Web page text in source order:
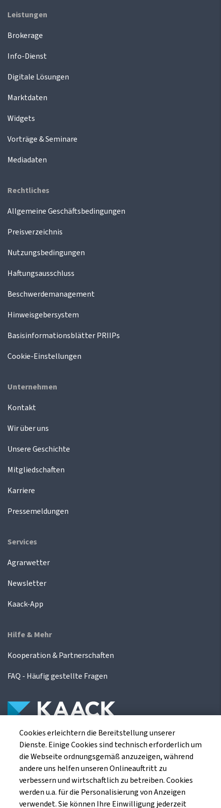
Leistungen
Brokerage
Info-Dienst
Digitale Lösungen
Marktdaten
Widgets
Vorträge & Seminare
Mediadaten
Rechtliches
Allgemeine Geschäftsbedingungen
Preisverzeichnis
Nutzungsbedingungen
Haftungsausschluss
Beschwerdemanagement
Hinweisgebersystem
Basisinformationsblätter PRIIPs
Cookie-Einstellungen
Unternehmen
Kontakt
Wir über uns
Unsere Geschichte
Mitgliedschaften
Karriere
Pressemeldungen
Services
Agrarwetter
Newsletter
Kaack-App
Hilfe & Mehr
Kooperation & Partnerschaften
FAQ - Häufig gestellte Fragen
Die Kaack Terminhandel GmbH ist ein
Finanzdienstleistungsinstitut für die europäischen
Agrarterminbörsen.
Kaack Terminhandel GmbH
Cookies erleichtern die Bereitstellung unserer
Dienste. Einige Cookies sind technisch erforderlich um
die Webseite ordnungsgemäß anzuzeigen, während
andere uns helfen unseren Onlineauftritt zu
verbessern und wirtschaftlich zu betreiben. Cookies
werden u.a. für die Personalisierung von Anzeigen
verwendet. Sie können Ihre Einwilligung jederzeit